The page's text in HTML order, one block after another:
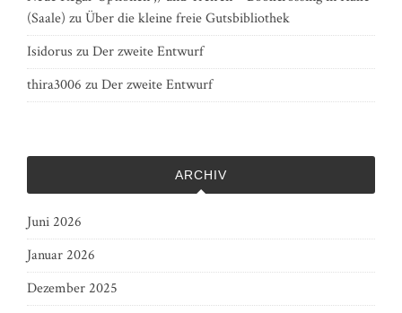
(Saale) zuÜber die kleine freie Gutsbibliothek
Isidorus zuDer zweite Entwurf
thira3006 zuDer zweite Entwurf
ARCHIV
Juni 2026
Januar 2026
Dezember 2025